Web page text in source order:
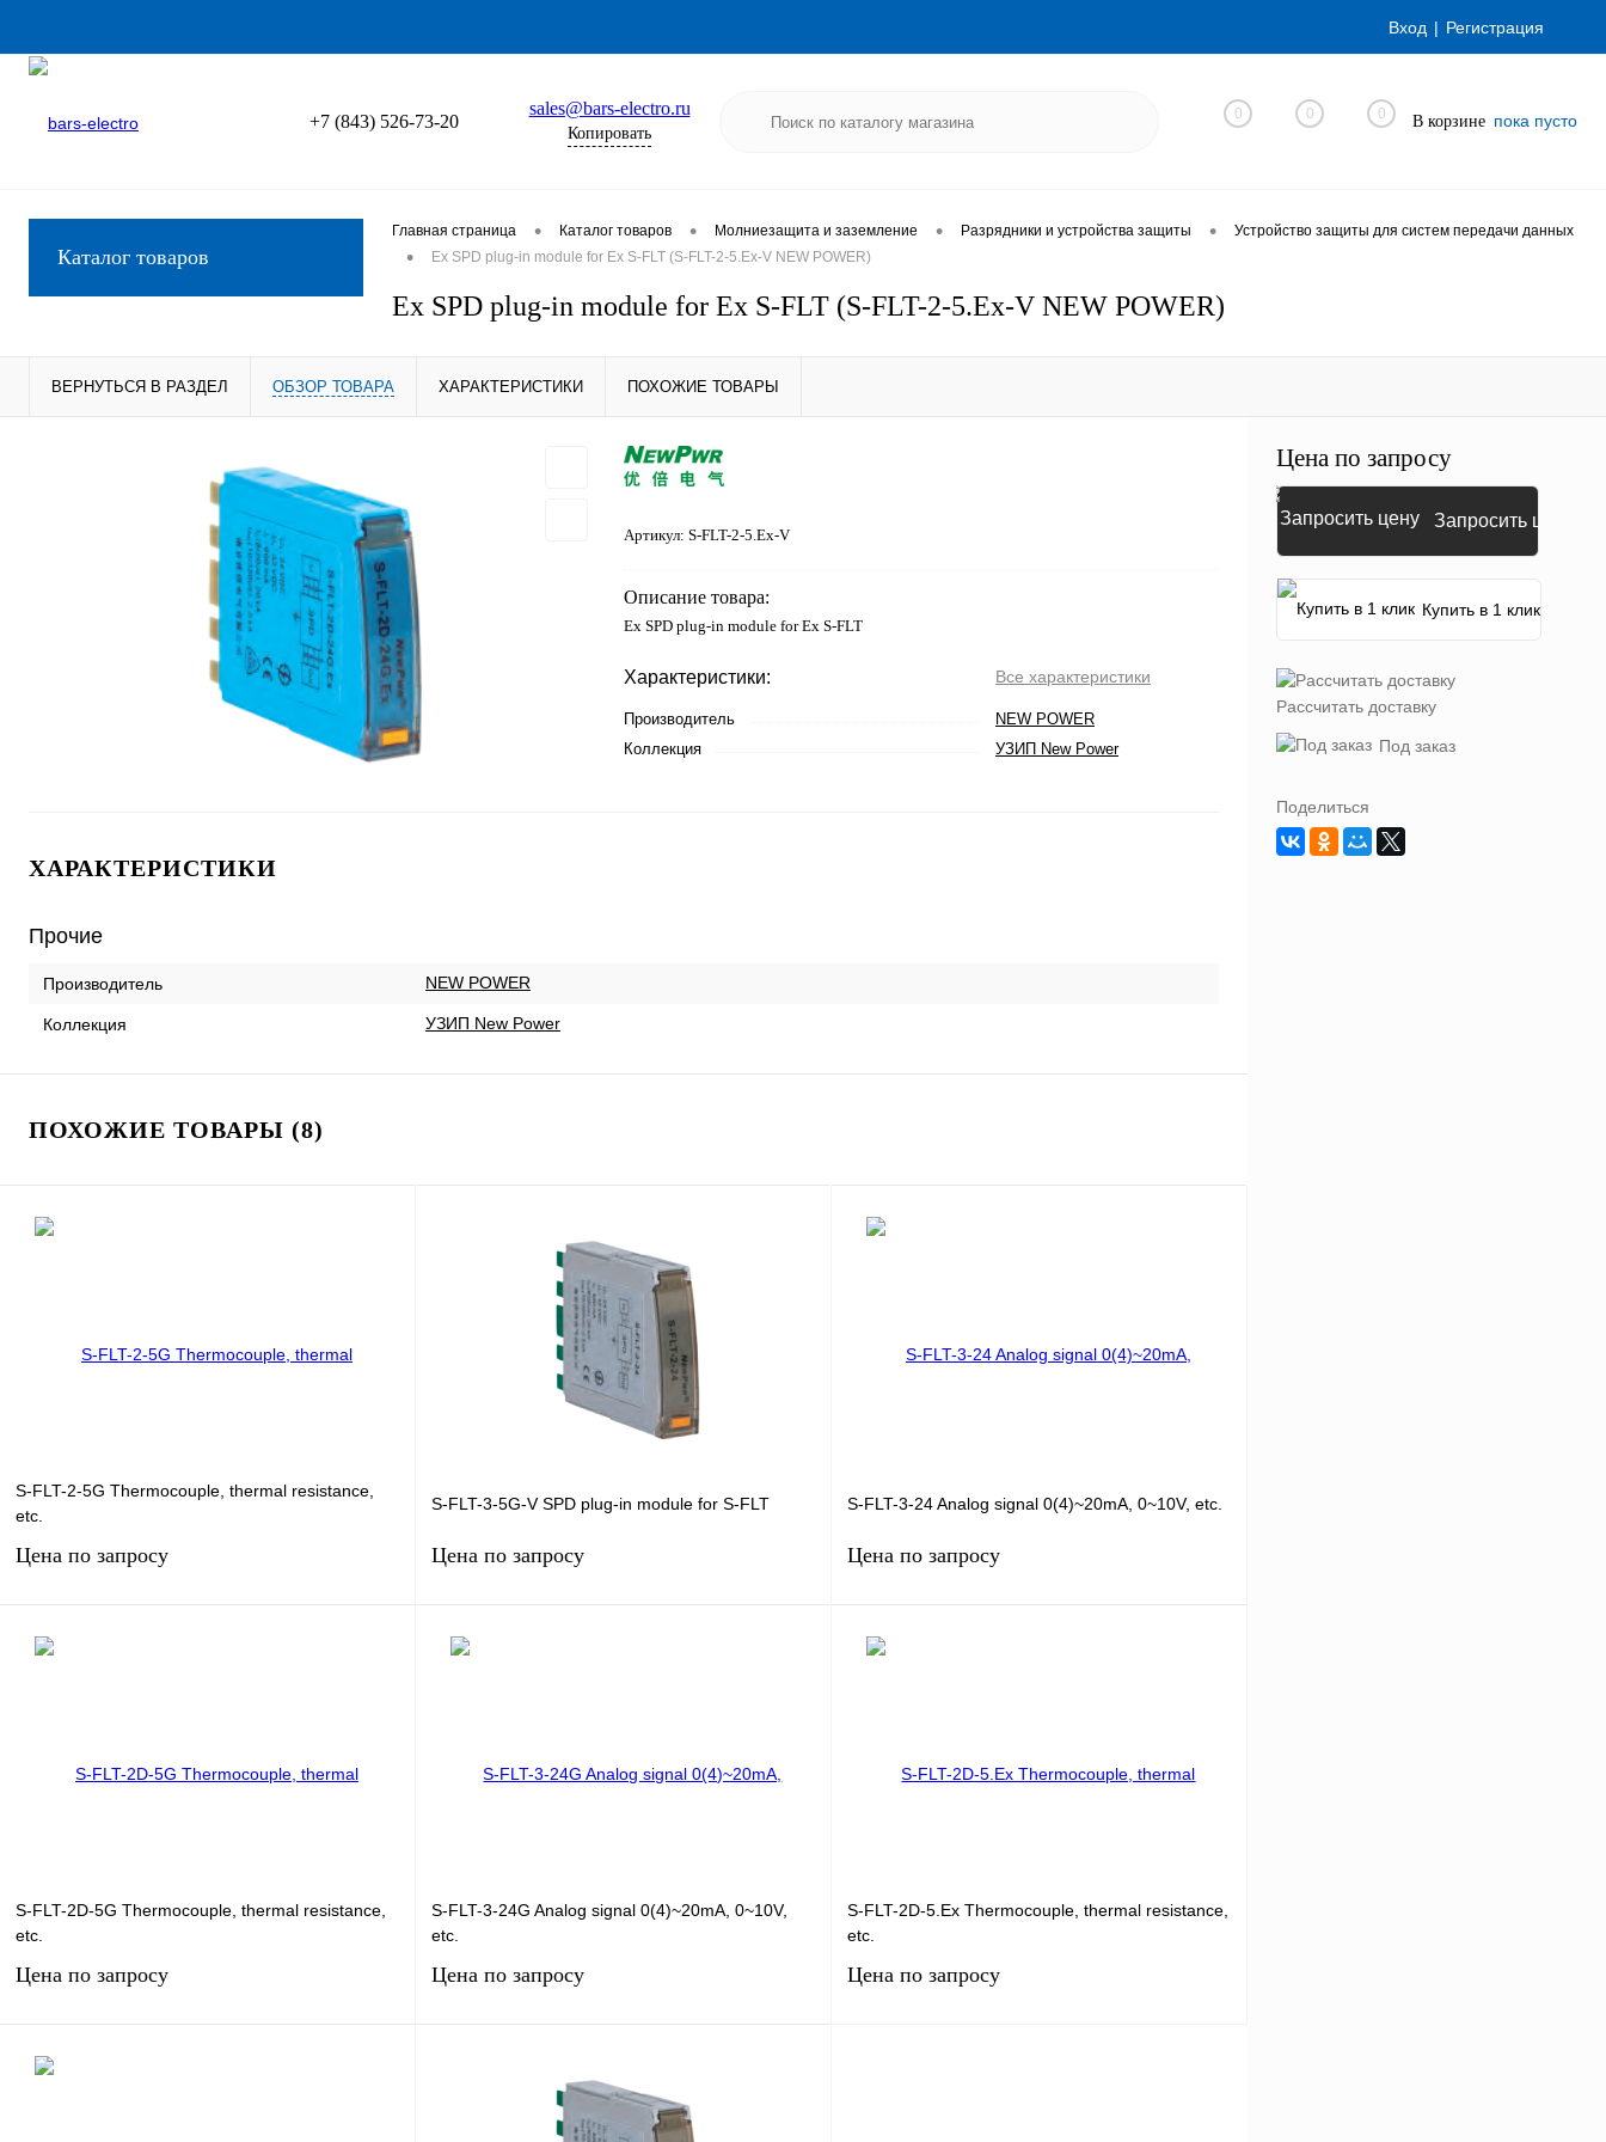
Вход Регистрация
+7 (843) 526-73-20
sales@bars-electro.ru
Копировать
0 0 0 В корзине пока пусто
Каталог товаров
Главная страница • Каталог товаров • Молниезащита и заземление • Разрядники и устройства защиты • Устройство защиты для систем передачи данных
• Ex SPD plug-in module for Ex S-FLT (S-FLT-2-5.Ex-V NEW POWER)
Ex SPD plug-in module for Ex S-FLT (S-FLT-2-5.Ex-V NEW POWER)
ВЕРНУТЬСЯ В РАЗДЕЛ ОБЗОР ТОВАРА ХАРАКТЕРИСТИКИ ПОХОЖИЕ ТОВАРЫ
Артикул: S-FLT-2-5.Ex-V
Описание товара:
Ex SPD plug-in module for Ex S-FLT
Характеристики: Все характеристики
Производитель
NEW POWER
Коллекция
УЗИП New Power
ХАРАКТЕРИСТИКИ
Прочие
Производитель NEW POWER
Коллекция УЗИП New Power
ПОХОЖИЕ ТОВАРЫ (8)
S-FLT-2-5G Thermocouple, thermal resistance,
etc.
Цена по запросу
S-FLT-3-5G-V SPD plug-in module for S-FLT
Цена по запросу
S-FLT-3-24 Analog signal 0(4)~20mA, 0~10V, etc.
Цена по запросу
S-FLT-2D-5G Thermocouple, thermal resistance,
etc.
Цена по запросу
S-FLT-3-24G Analog signal 0(4)~20mA, 0~10V,
etc.
Цена по запросу
Сравнение
S-FLT-2D-5.Ex Thermocouple, thermal resistance,
etc.
Цена по запросу
Цена по запросу
Запросить цену
Купить в 1 клик
Рассчитать доставку
Под заказ
Поделиться